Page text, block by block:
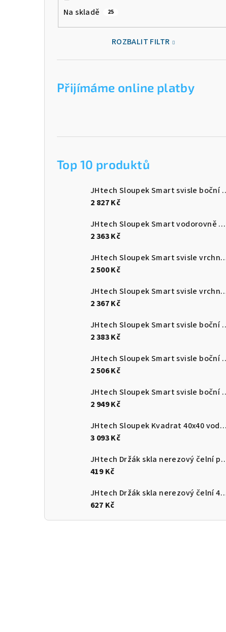
Na skladě 25
ROZBALIT FILTR
Přijímáme online platby
Top 10 produktů
JHtech
2 827 Kč
JHtech Sloupek Smart vodorovně boční DON
2 363 Kč
JHtech Sloupek
2 500 Kč
JHtech Sloupek
2 367 Kč
JHtech
2 383 Kč
JHtech
2 506 Kč
JHtech
2 949 Kč
JHtech Sloupek Kvadrat 40x40 vodorovně boční DKB
3 093 Kč
JHtech Držák skla
419 Kč
JHtech Držák skla
627 Kč